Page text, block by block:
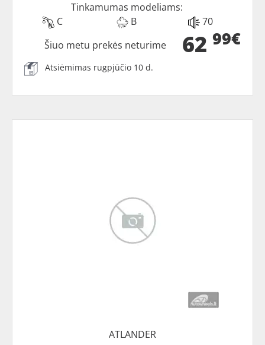
Tinkamumas modeliams:
C
B 70
62 99€
Šiuo metu prekės neturime
Atsiėmimas rugpjūčio 10 d.
ATLANDER